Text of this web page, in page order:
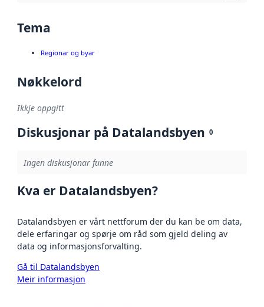
Tema
Regionar og byar
Nøkkelord
Ikkje oppgitt
Diskusjonar på Datalandsbyen 0
Ingen diskusjonar funne
Kva er Datalandsbyen?
Datalandsbyen er vårt nettforum der du kan be om data,
dele erfaringar og spørje om råd som gjeld deling av
data og informasjonsforvalting.
Gå til Datalandsbyen
Meir informasjon